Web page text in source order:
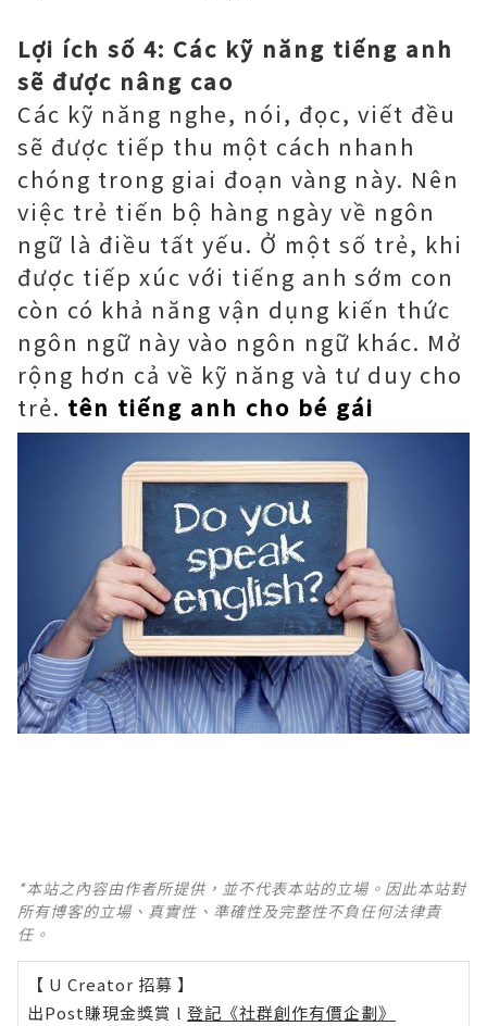
Lợi ích số 4: Các kỹ năng tiếng anh
sẽ được nâng cao
Các kỹ năng nghe, nói, đọc, viết đều
sẽ được tiếp thu một cách nhanh
chóng trong giai đoạn vàng này. Nên
việc trẻ tiến bộ hàng ngày về ngôn
ngữ là điều tất yếu. Ở một số trẻ, khi
được tiếp xúc với tiếng anh sớm con
còn có khả năng vận dụng kiến thức
ngôn ngữ này vào ngôn ngữ khác. Mở
rộng hơn cả về kỹ năng và tư duy cho
trẻ. tên tiếng anh cho bé gái
*本站之內容由作者所提供，並不代表本站的立場。因此本站對
所有博客的立場、真實性、準確性及完整性不負任何法律責
任。
【 U Creator 招募 】
出Post賺現金獎賞 l 登記《社群創作有價企劃》